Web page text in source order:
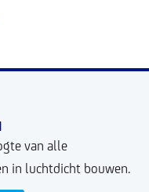
van alle
in luchtdicht bouwen.